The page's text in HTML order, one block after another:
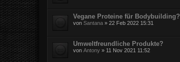
Vegane Proteine für Bodybuilding?
von Santana » 22 Feb 2022 15:31
Umweltfreundliche Produkte?
von Antony » 11 Nov 2021 11:52